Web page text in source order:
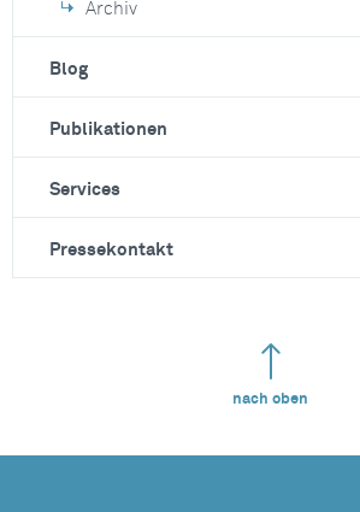
Archiv
Blog
Publikationen
Services
Pressekontakt
nach oben